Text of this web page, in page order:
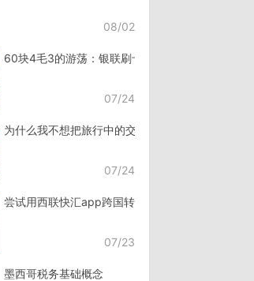
08/02
60块4毛3的游荡：银联刷卡失败，却扣了钱
07/24
为什么我不想把旅行中的交流，全都交给AI？
07/24
尝试用西联快汇app跨国转账
07/23
墨西哥税务基础概念